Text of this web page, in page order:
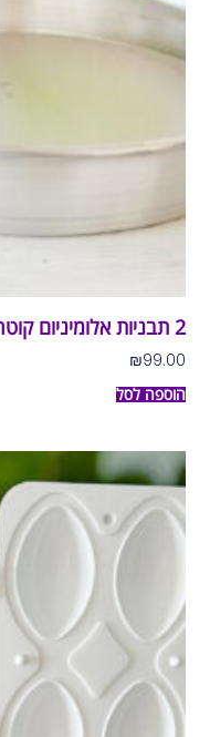
2 תבניות אלומיניום קוטר 40 וקוטר 24
₪99.00
הוספה לסל